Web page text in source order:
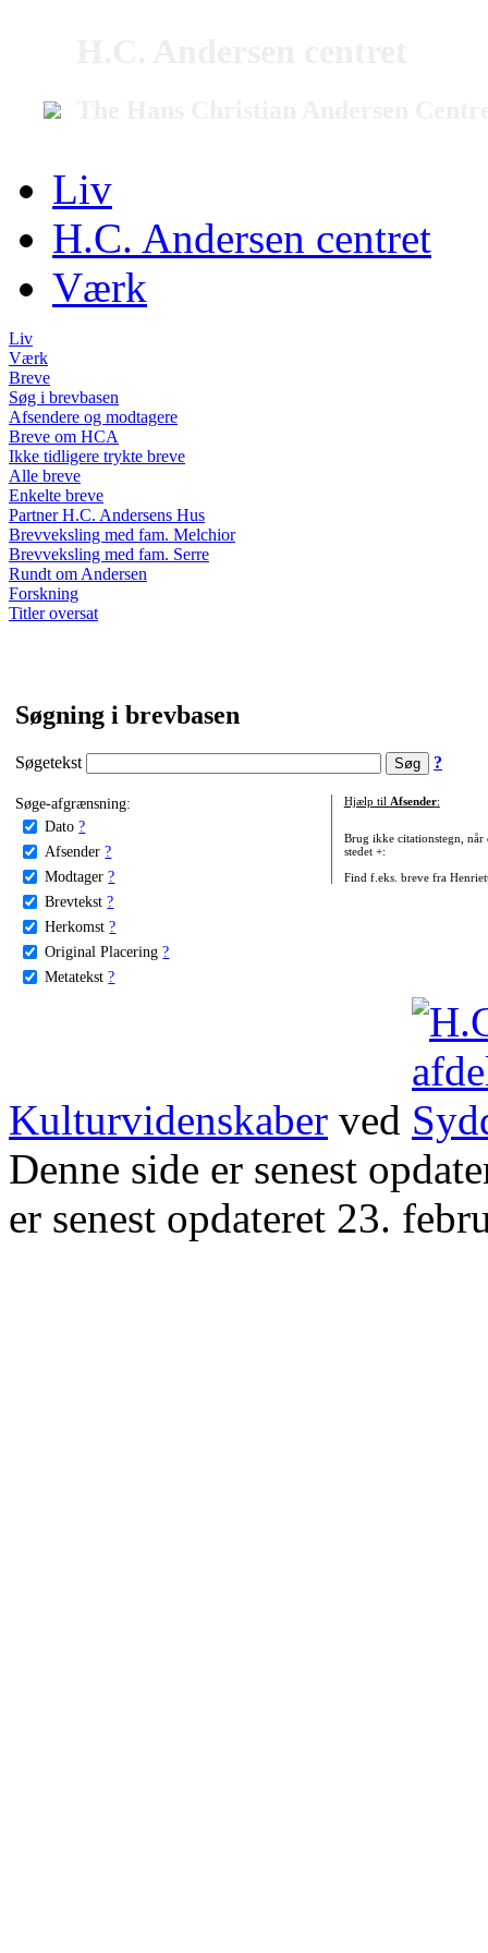
Liv
H.C. Andersen centret
Værk
Liv
Værk
Breve
Søg i brevbasen
Afsendere og modtagere
Breve om HCA
Ikke tidligere trykte breve
Alle breve
Enkelte breve
Partner H.C. Andersens Hus
Brevveksling med fam. Melchior
Brevveksling med fam. Serre
Rundt om Andersen
Forskning
Titler oversat
Søgning i brevbasen
Søgetekst ?
Søge-afgrænsning:
Dato ?
Afsender ?
Modtager ?
Brevtekst ?
Herkomst ?
Original Placering ?
Metatekst ?
Hjælp til Afsender:
Brug ikke citationstegn, når
stedet +:
Find f.eks. breve fra
Kulturvidenskaber ved
Denne side er senest
er senest opdateret 23.